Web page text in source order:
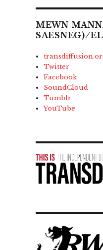
MEWN
SAESNEG) ⁄
Twitter
Facebook
SoundCloud
Tumblr
YouTube